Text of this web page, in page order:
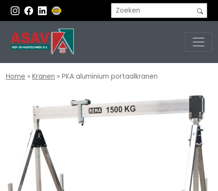
Home » Kranen » PKA aluminium portaalkranen